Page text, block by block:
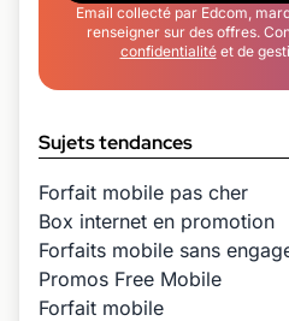
Email collecté par Edcom,
renseigner sur des offres.
confidentialitéet de
Sujets tendances
Forfait mobile pas cher
Box internet en promotion
Forfaits mobile sans
Promos Free Mobile
Forfait mobile